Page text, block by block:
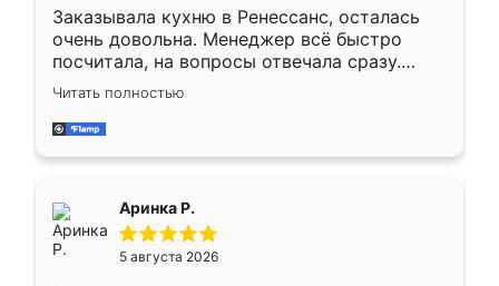
Заказывала кухню в Ренессанс, осталась
очень довольна. Менеджер всё быстро
посчитала, на вопросы отвечала сразу.
Замерщик приехал в субботу, подошёл к
делу со всей ответственностью. Собрали
за день, ребята работали аккуратно, даже
Читать полностью
Аринка Р.
5 августа 2026